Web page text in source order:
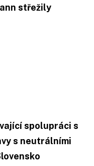
střežily
spolupráci s
s neutrálními